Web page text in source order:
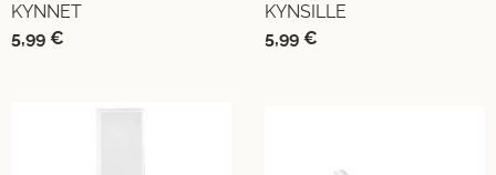
KYNNET
5,99 €
KYNSILLE
5,99 €